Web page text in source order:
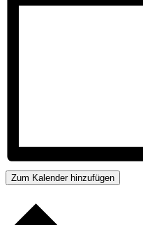
Zum Kalender hinzufügen